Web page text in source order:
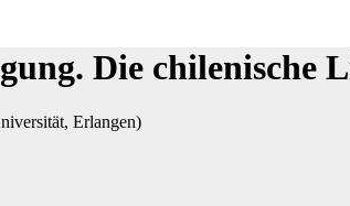
Die
Erlangen)